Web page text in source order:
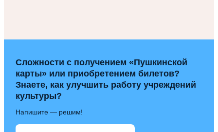
Сложности с получением «Пушкинской
карты» или приобретением билетов?
Знаете, как улучшить работу учреждений
культуры?
Напишите — решим!